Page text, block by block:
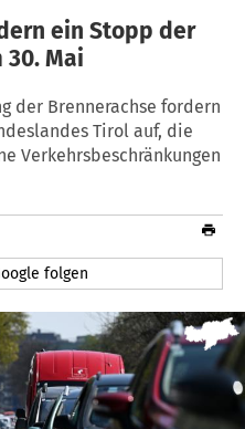
ein Stopp der
Mai
der Brennerachse fordern
Tirol auf, die
Verkehrsbeschränkungen
folgen